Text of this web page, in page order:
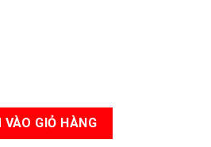
hàn co2) số lượng
VÀO GIỎ HÀNG